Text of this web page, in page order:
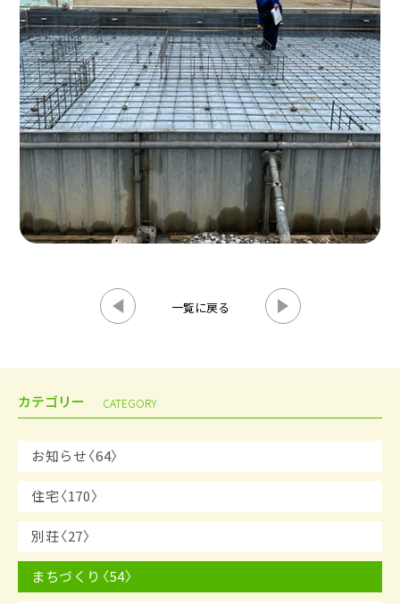
一覧に戻る
カテゴリー CATEGORY
お知らせ〈64〉
住宅〈170〉
別荘〈27〉
まちづくり〈54〉